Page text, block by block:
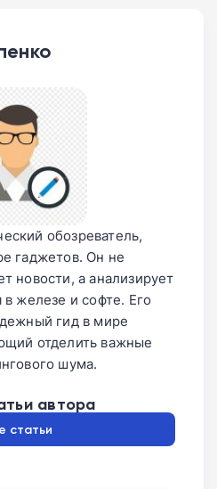
обозреватель,
гаджетов. Он не
новости, а анализирует
железе и софте. Его
гид в мире
отделить важные
шума.
автора
статьи